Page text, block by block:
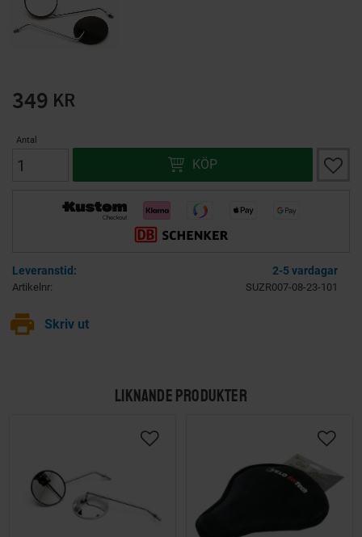
349 KR
Antal
KÖP Lägg
2-5 vardagar
Artikelnr SUZR007-08-23-101
print Skriv ut
LIKNANDE PRODUKTER